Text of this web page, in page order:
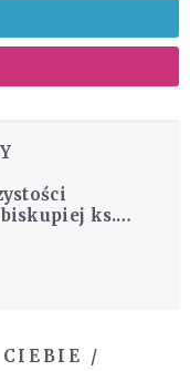
ks.
CIEBIE /